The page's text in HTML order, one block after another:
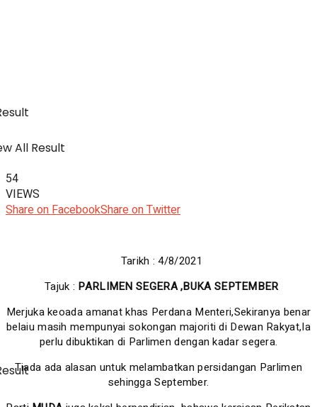
All Result
54
VIEWS
Share on FacebookShare on Twitter
Tarikh : 4/8/2021
Tajuk : PARLIMEN SEGERA ,BUKA SEPTEMBER
Merjuka keoada amanat khas Perdana Menteri,Sekiranya benar
belaiu masih mempunyai sokongan majoriti di Dewan Rakyat,Ia
perlu dibuktikan di Parlimen dengan kadar segera.
Tiada ada alasan untuk melambatkan persidangan Parlimen
sehingga September.